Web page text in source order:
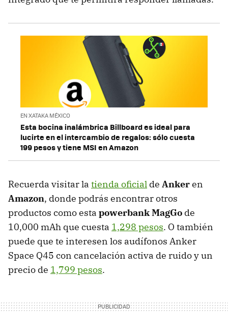
EN XATAKA MÉXICO
Esta bocina inalámbrica Billboard es ideal para
lucirte en el intercambio de regalos: sólo cuesta
199 pesos y tiene MSI en Amazon
Recuerda visitar la tienda oficial de Ankeren
Amazon, donde podrás encontrar otros
productos como esta powerbank MagGo de
10,000 mAh que cuesta 1,298 pesos. O también
puede que te interesen los audífonos Anker
Space Q45 con cancelación activa de ruido y un
precio de 1,799 pesos.